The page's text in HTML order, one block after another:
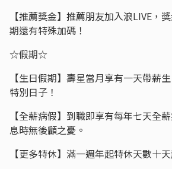
【推薦獎金】推薦朋友加入浪LIVE，
期還有特殊加碼！
☆假期☆
【生日假期】壽星當月享有一天帶薪
特別日子！
【全薪病假】到職即享有每年七天全
息時無後顧之憂。
【更多特休】滿一週年起特休天數十天